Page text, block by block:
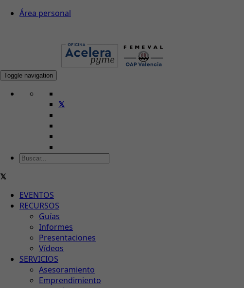
Área personal
Toggle navigation
EVENTOS
RECURSOS
Guías
Informes
Presentaciones
Vídeos
SERVICIOS
Asesoramiento
Emprendimiento